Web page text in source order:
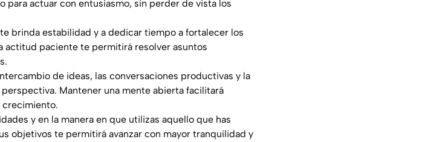
para actuar con entusiasmo, sin perder de vista los
brinda estabilidad y a dedicar tiempo a fortalecer los
actitud paciente te permitirá resolver asuntos
de ideas, las conversaciones productivas y la
Mantener una mente abierta facilitará
crecimiento.
y en la manera en que utilizas aquello que has
objetivos te permitirá avanzar con mayor tranquilidad y